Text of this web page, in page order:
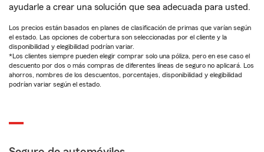
ayudarle a crear una solución que sea adecuada para usted.
Los precios están basados en planes de clasificación de primas que varían según
el estado. Las opciones de cobertura son seleccionadas por el cliente y la
disponibilidad y elegibilidad podrían variar.
*Los clientes siempre pueden elegir comprar solo una póliza, pero en ese caso el
descuento por dos o más compras de diferentes líneas de seguro no aplicará. Los
ahorros, nombres de los descuentos, porcentajes, disponibilidad y elegibilidad
podrían variar según el estado.